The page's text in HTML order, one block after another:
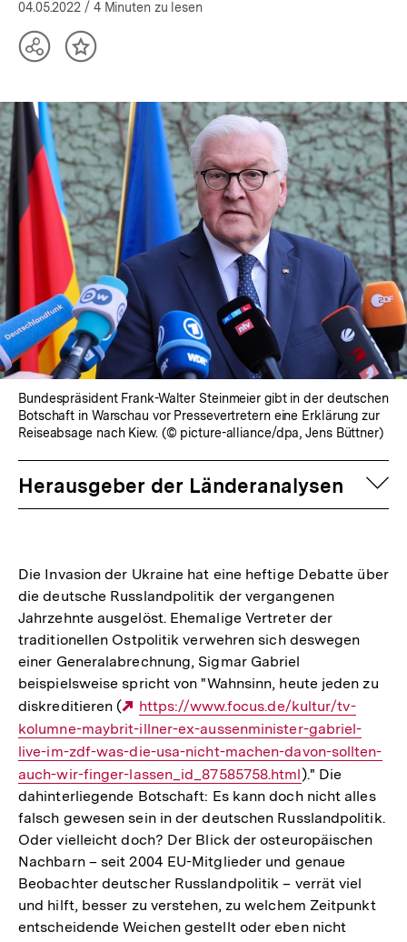
öffnen
04.05.2022 / 4 Minuten zu lesen
TeilenInhalt
Bundespräsident Frank-Walter Steinmeier gibt in der deutschen
Botschaft in Warschau vor Pressevertretern eine Erklärung zur
Reiseabsage nach Kiew. (© picture-alliance/dpa, Jens Büttner)
Herausgeber der Länderanalysen
Die Invasion der Ukraine hat eine heftige Debatte über
die deutsche Russlandpolitik der vergangenen
Jahrzehnte ausgelöst. Ehemalige Vertreter der
traditionellen Ostpolitik verwehren sich deswegen
einer Generalabrechnung, Sigmar Gabriel
beispielsweise spricht von "Wahnsinn, heute jeden zu
diskreditieren (
Externer
Link:
https://www.focus.de/kultur/tv-
kolumne-maybrit-illner-ex-aussenminister-gabriel-
live-im-zdf-was-die-usa-nicht-machen-davon-sollten-
auch-wir-finger-lassen_id_87585758.html)." Die
dahinterliegende Botschaft: Es kann doch nicht alles
falsch gewesen sein in der deutschen Russlandpolitik.
Oder vielleicht doch? Der Blick der osteuropäischen
Nachbarn – seit 2004 EU-Mitglieder und genaue
Beobachter deutscher Russlandpolitik – verrät viel
und hilft, besser zu verstehen, zu welchem Zeitpunkt
entscheidende Weichen gestellt oder eben nicht